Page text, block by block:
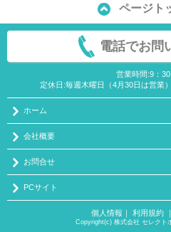
ページト
電話でお問
営業時間:9：
定休日:毎週木曜日（4月30日は営業
ホーム
会社概要
お問合せ
PCサイト
個人情報 利用規約｜
Copyright(c) 株式会社 セレクト